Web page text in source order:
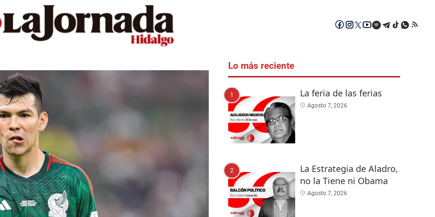
Lo más reciente
1 La feria de las ferias
Agosto 7, 2026
2
La Estrategia de Aladro,
no la Tiene ni Obama
Agosto 7, 2026